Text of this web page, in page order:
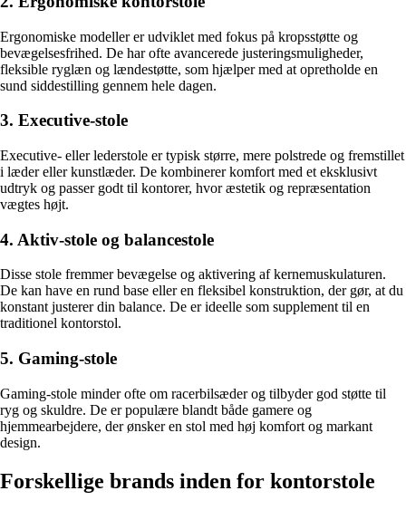
Ergonomiske modeller er udviklet med fokus på kropsstøtte og
bevægelsesfrihed. De har ofte avancerede justeringsmuligheder,
fleksible ryglæn og lændestøtte, som hjælper med at opretholde en
sund siddestilling gennem hele dagen.
3. Executive-stole
Executive- eller lederstole er typisk større, mere polstrede og fremstillet
i læder eller kunstlæder. De kombinerer komfort med et eksklusivt
udtryk og passer godt til kontorer, hvor æstetik og repræsentation
vægtes højt.
4. Aktiv-stole og balancestole
Disse stole fremmer bevægelse og aktivering af kernemuskulaturen.
De kan have en rund base eller en fleksibel konstruktion, der gør, at du
konstant justerer din balance. De er ideelle som supplement til en
traditionel kontorstol.
5. Gaming-stole
Gaming-stole minder ofte om racerbilsæder og tilbyder god støtte til
ryg og skuldre. De er populære blandt både gamere og
hjemmearbejdere, der ønsker en stol med høj komfort og markant
design.
Forskellige brands inden for kontorstole